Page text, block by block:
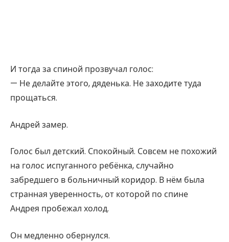
И тогда за спиной прозвучал голос:
— Не делайте этого, дяденька. Не заходите туда
прощаться.
Андрей замер.
Голос был детский. Спокойный. Совсем не похожий
на голос испуганного ребёнка, случайно
забредшего в больничный коридор. В нём была
странная уверенность, от которой по спине
Андрея пробежал холод.
Он медленно обернулся.